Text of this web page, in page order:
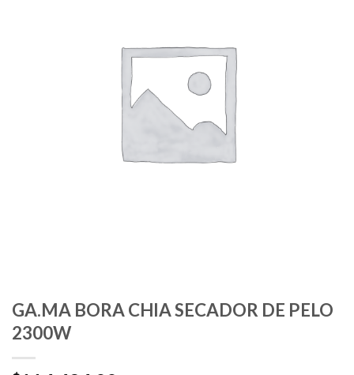
GA.MA BORA CHIA SECADOR DE PELO
2300W